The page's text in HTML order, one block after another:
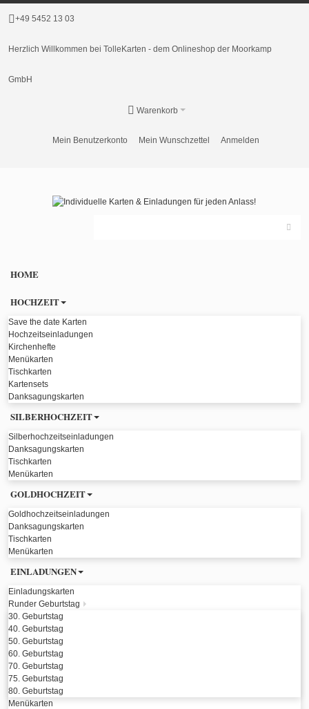
+49 5452 13 03
Herzlich Willkommen bei TolleKarten - dem Onlineshop der Moorkamp
GmbH
Warenkorb
Mein Benutzerkonto Mein Wunschzettel Anmelden
HOME
HOCHZEIT
Save the date Karten
Hochzeitseinladungen
Kirchenhefte
Menükarten
Tischkarten
Kartensets
Danksagungskarten
SILBERHOCHZEIT
Silberhochzeitseinladungen
Danksagungskarten
Tischkarten
Menükarten
GOLDHOCHZEIT
Goldhochzeitseinladungen
Danksagungskarten
Tischkarten
Menükarten
EINLADUNGEN
Einladungskarten
Runder Geburtstag
30. Geburtstag
40. Geburtstag
50. Geburtstag
60. Geburtstag
70. Geburtstag
75. Geburtstag
80. Geburtstag
Menükarten